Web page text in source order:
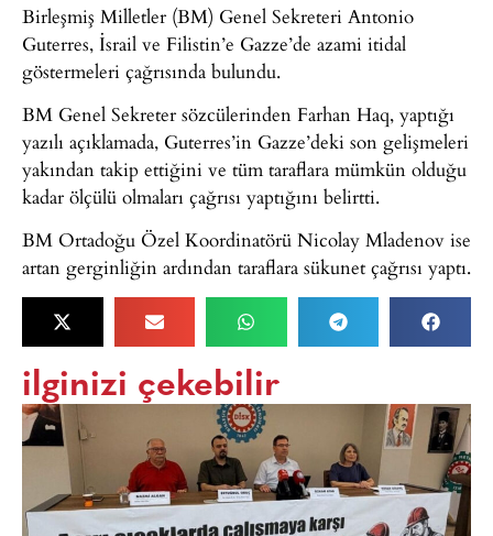
Birleşmiş Milletler (BM) Genel Sekreteri Antonio
Guterres, İsrail ve Filistin’e Gazze’de azami itidal
göstermeleri çağrısında bulundu.
BM Genel Sekreter sözcülerinden Farhan Haq, yaptığı
yazılı açıklamada, Guterres’in Gazze’deki son gelişmeleri
yakından takip ettiğini ve tüm taraflara mümkün olduğu
kadar ölçülü olmaları çağrısı yaptığını belirtti.
BM Ortadoğu Özel Koordinatörü Nicolay Mladenov ise
artan gerginliğin ardından taraflara sükunet çağrısı yaptı.
ilginizi çekebilir